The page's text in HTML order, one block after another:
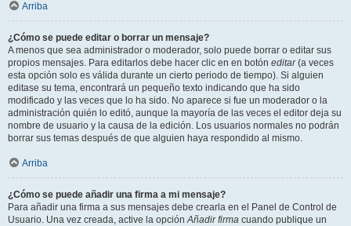
Arriba
¿Cómo se puede editar o borrar un mensaje?
A menos que sea administrador o moderador, solo puede borrar o editar sus
propios mensajes. Para editarlos debe hacer clic en en botón editar(a veces
esta opción solo es válida durante un cierto periodo de tiempo). Si alguien
editase su tema, encontrará un pequeño texto indicando que ha sido
modificado y las veces que lo ha sido. No aparece si fue un moderador o la
administración quién lo editó, aunque la mayoría de las veces el editor deja su
nombre de usuario y la causa de la edición. Los usuarios normales no podrán
borrar sus temas después de que alguien haya respondido al mismo.
Arriba
¿Cómo se puede añadir una firma a mi mensaje?
Para añadir una firma a sus mensajes debe crearla en el Panel de Control de
Usuario. Una vez creada, active la opciónAñadir firma cuando publique un